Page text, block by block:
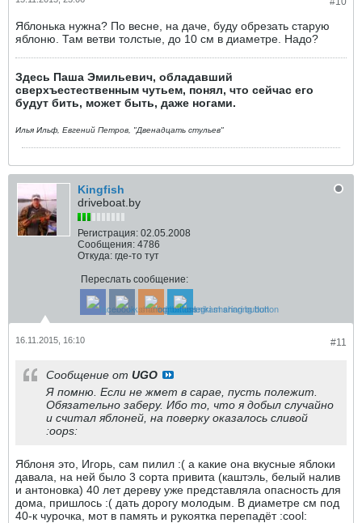
Яблонька нужна? По весне, на даче, буду обрезать старую
яблоню. Там ветви толстые, до 10 см в диаметре. Надо?
Здесь Паша Эмильевич, обладавший
сверхъестественным чутьем, понял, что сейчас его
будут бить, может быть, даже ногами.
Илья Ильф, Евгений Петров, "Двенадцать стульев"
Kingfish
driveboat.by
Регистрация: 02.05.2008
Сообщения: 4786
Откуда: где-то тут
Переслать сообщение:
#11
16.11.2015, 16:10
Сообщение от UGO
Я помню. Если не жмет в сарае, пусть полежит.
Обязательно заберу. Ибо то, что я добыл случайно
и считал яблоней, на поверку оказалось сливой
:oops:
Яблоня это, Игорь, сам пилил :( а какие она вкусные яблоки
давала, на ней было 3 сорта привита (каштэль, белый налив
и антоновка) 40 лет дереву уже представляла опасность для
дома, пришлось :( дать дорогу молодым. В диаметре см под
40-к чурочка, мот в память и рукоятка перепадёт :cool: